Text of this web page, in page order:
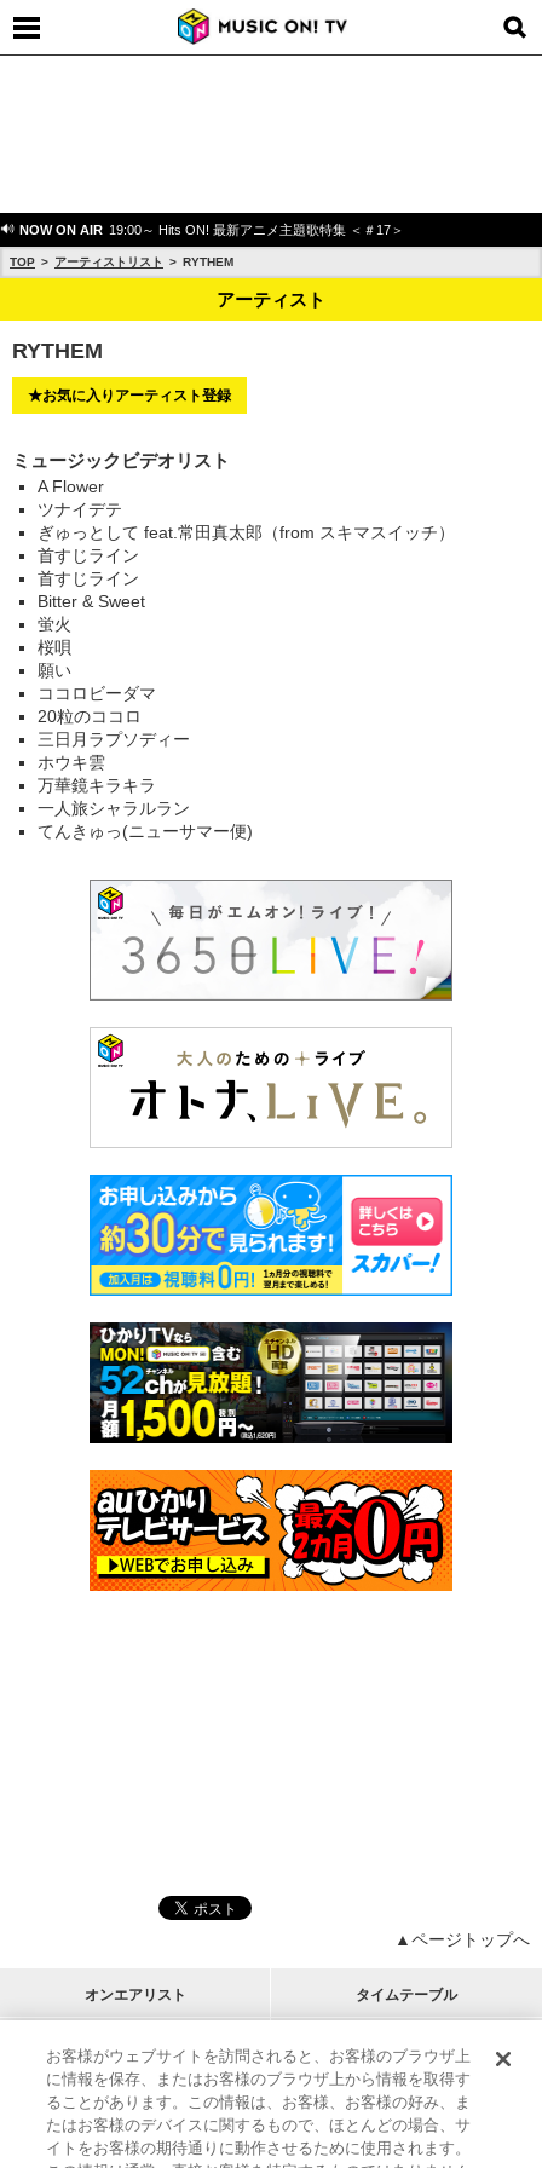
NOW ON AIR 19:00～ Hits ON! 最新アニメ主題歌特集 ＜＃17＞
TOP アーティストリスト RYTHEM
アーティスト
RYTHEM
★お気に入りアーティスト登録
ミュージックビデオリスト
A Flower
ツナイデテ
ぎゅっとして feat.常田真太郎（from スキマスイッチ）
首すじライン
首すじライン
Bitter & Sweet
蛍火
桜唄
願い
ココロビーダマ
20粒のココロ
三日月ラプソディー
ホウキ雲
万華鏡キラキラ
一人旅シャラルラン
てんきゅっ(ニューサマー便)
▲ページトップへ
オンエアリスト タイムテーブル
プログラムリスト チャート
アーティストリスト
M-ON!
RECOMMEND
リクエスト
インフォメーション | プレゼント&ご招待
お客様がウェブサイトを訪問されると、お客様のブラウザ上
に情報を保存、またはお客様のブラウザ上から情報を取得す
ることがあります。この情報は、お客様、お客様の好み、ま
たはお客様のデバイスに関するもので、ほとんどの場合、サ
イトをお客様の期待通りに動作させるために使用されます。